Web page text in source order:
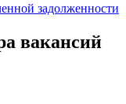
задолженности
вакансий